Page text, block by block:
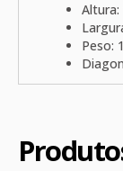
Peso: